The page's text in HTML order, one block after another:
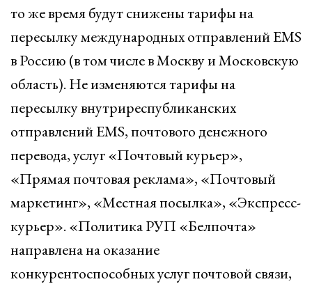
то же время будут снижены тарифы на
пересылку международных отправлений ЕМS
в Россию (в том числе в Москву и Московскую
область). Не изменяются тарифы на
пересылку внутриреспубликанских
отправлений ЕМS, почтового денежного
перевода, услуг «Почтовый курьер»,
«Прямая почтовая реклама», «Почтовый
маркетинг», «Местная посылка», «Экспресс-
курьер». «Политика РУП «Белпочта»
направлена на оказание
конкурентоспособных услуг почтовой связи,